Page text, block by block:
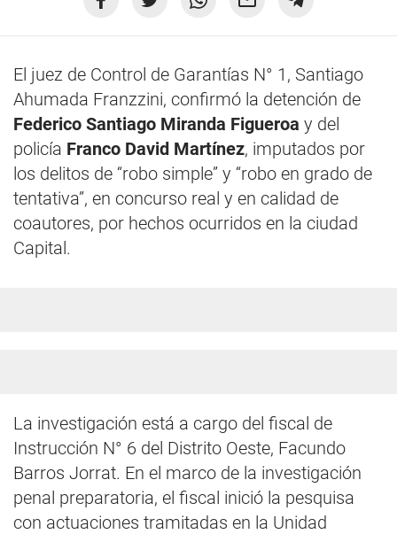
El juez de Control de Garantías N° 1, Santiago
Ahumada Franzzini, confirmó la detención de
Federico Santiago Miranda Figueroa y del
policía Franco David Martínez, imputados por
los delitos de “robo simple” y “robo en grado de
tentativa”, en concurso real y en calidad de
coautores, por hechos ocurridos en la ciudad
Capital.
La investigación está a cargo del fiscal de
Instrucción N° 6 del Distrito Oeste, Facundo
Barros Jorrat. En el marco de la investigación
penal preparatoria, el fiscal inició la pesquisa
con actuaciones tramitadas en la Unidad